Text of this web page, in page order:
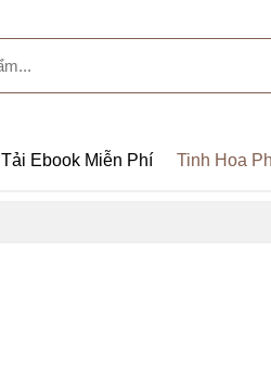
Tải Ebook Miễn Phí Tinh Hoa